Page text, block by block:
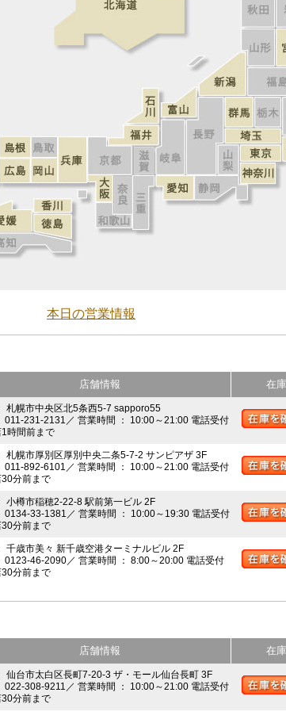
本日の営業情報
店舗情報 在
札幌市中央区北5条西5-7 sapporo55
011-231-2131／ 営業時間 ： 10:00～21:00 電話受付
時間前まで
札幌市厚別区厚別中央二条5-7-2 サンピアザ 3F
011-892-6101／ 営業時間 ： 10:00～21:00 電話受付
分前まで
小樽市稲穂2-22-8 駅前第一ビル 2F
0134-33-1381／ 営業時間 ： 10:00～19:30 電話受付
分前まで
千歳市美々 新千歳空港ターミナルビル 2F
0123-46-2090／ 営業時間 ： 8:00～20:00 電話受付
分前まで
店舗情報 在
仙台市太白区長町7-20-3 ザ・モール仙台長町 3F
022-308-9211／ 営業時間 ： 10:00～21:00 電話受付
分前まで